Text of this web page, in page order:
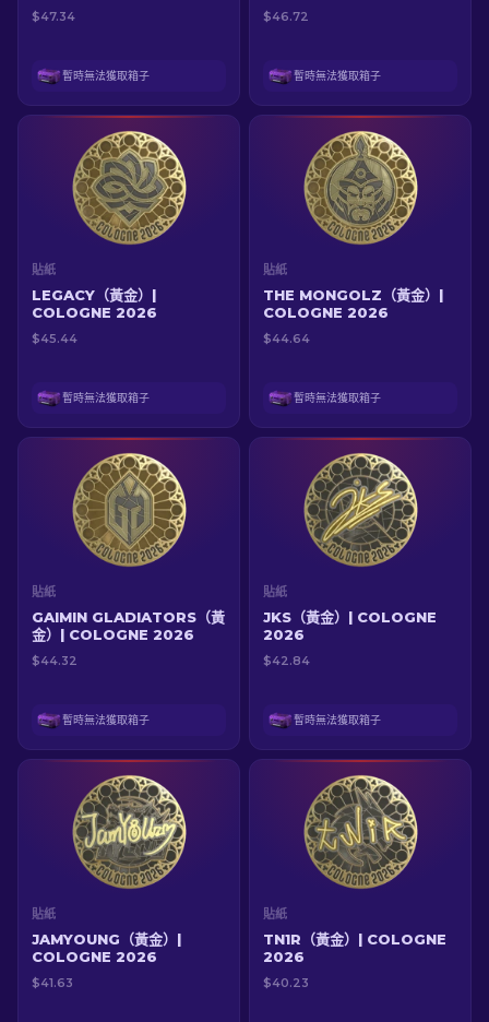
$47.34
暫時無法獲取箱子
$46.72
暫時無法獲取箱子
貼紙
LEGACY（黃金）|
COLOGNE 2026
$45.44
暫時無法獲取箱子
貼紙
THE MONGOLZ（黃金）|
COLOGNE 2026
$44.64
暫時無法獲取箱子
貼紙
GAIMIN GLADIATORS（黃
金）| COLOGNE 2026
$44.32
暫時無法獲取箱子
貼紙
JKS（黃金）| COLOGNE
2026
$42.84
暫時無法獲取箱子
貼紙
JAMYOUNG（黃金）|
COLOGNE 2026
$41.63
貼紙
TN1R（黃金）| COLOGNE
2026
$40.23